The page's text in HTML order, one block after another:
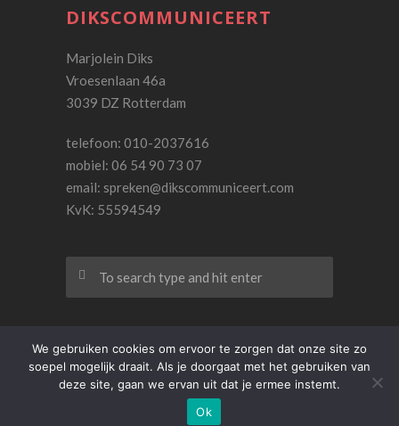
DIKSCOMMUNICEERT
Marjolein Diks
Vroesenlaan 46a
3039 DZ Rotterdam
telefoon: 010-2037616
mobiel: 06 54 90 73 07
email: spreken@dikscommuniceert.com
KvK: 55594549
© 2015- 2020 Dikscommuniceert. Design by
andThink But Why
We gebruiken cookies om ervoor te zorgen dat onze site zo
soepel mogelijk draait. Als je doorgaat met het gebruiken van
deze site, gaan we ervan uit dat je ermee instemt.
Ok